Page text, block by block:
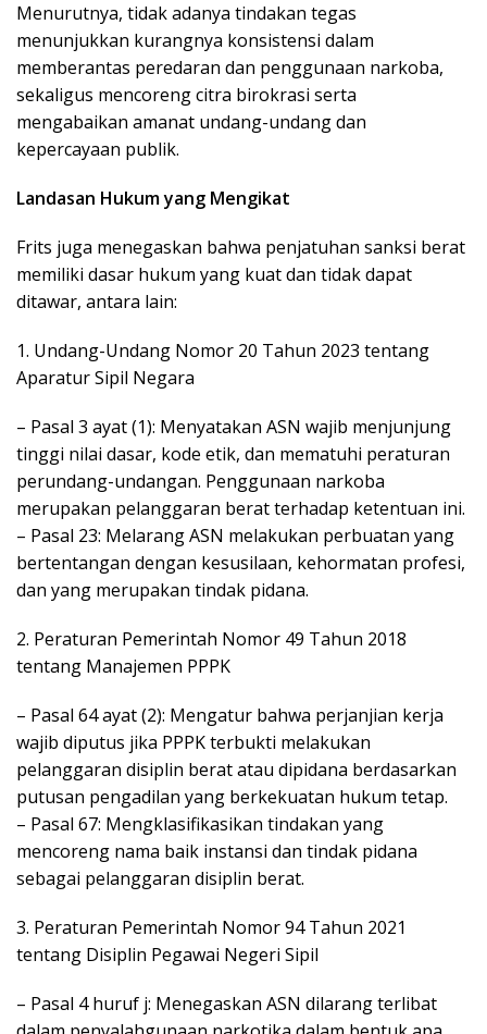
Menurutnya, tidak adanya tindakan tegas
menunjukkan kurangnya konsistensi dalam
memberantas peredaran dan penggunaan narkoba,
sekaligus mencoreng citra birokrasi serta
mengabaikan amanat undang-undang dan
kepercayaan publik.
Landasan Hukum yang Mengikat
Frits juga menegaskan bahwa penjatuhan sanksi berat
memiliki dasar hukum yang kuat dan tidak dapat
ditawar, antara lain:
1. Undang-Undang Nomor 20 Tahun 2023 tentang
Aparatur Sipil Negara
– Pasal 3 ayat (1): Menyatakan ASN wajib menjunjung
tinggi nilai dasar, kode etik, dan mematuhi peraturan
perundang-undangan. Penggunaan narkoba
merupakan pelanggaran berat terhadap ketentuan ini.
– Pasal 23: Melarang ASN melakukan perbuatan yang
bertentangan dengan kesusilaan, kehormatan profesi,
dan yang merupakan tindak pidana.
2. Peraturan Pemerintah Nomor 49 Tahun 2018
tentang Manajemen PPPK
– Pasal 64 ayat (2): Mengatur bahwa perjanjian kerja
wajib diputus jika PPPK terbukti melakukan
pelanggaran disiplin berat atau dipidana berdasarkan
putusan pengadilan yang berkekuatan hukum tetap.
– Pasal 67: Mengklasifikasikan tindakan yang
mencoreng nama baik instansi dan tindak pidana
sebagai pelanggaran disiplin berat.
3. Peraturan Pemerintah Nomor 94 Tahun 2021
tentang Disiplin Pegawai Negeri Sipil
– Pasal 4 huruf j: Menegaskan ASN dilarang terlibat